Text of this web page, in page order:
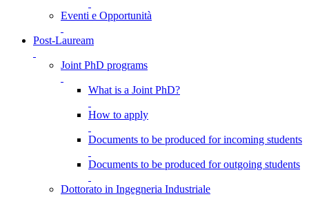
Eventi e Opportunità
Post-Lauream
Joint PhD programs
What is a Joint PhD?
How to apply
Documents to be produced for incoming students
Documents to be produced for outgoing students
Dottorato in Ingegneria Industriale